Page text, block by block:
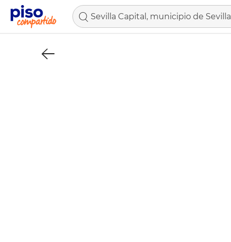
Sevilla Capital, municipio de Sevilla